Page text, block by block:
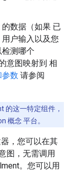
数据（如果 已
户输入以及您
测哪个
意图映射到 相
数 请参阅
的这一特定组件，
概念 平台。
，您可以在其
图，无需调用
。您可以用